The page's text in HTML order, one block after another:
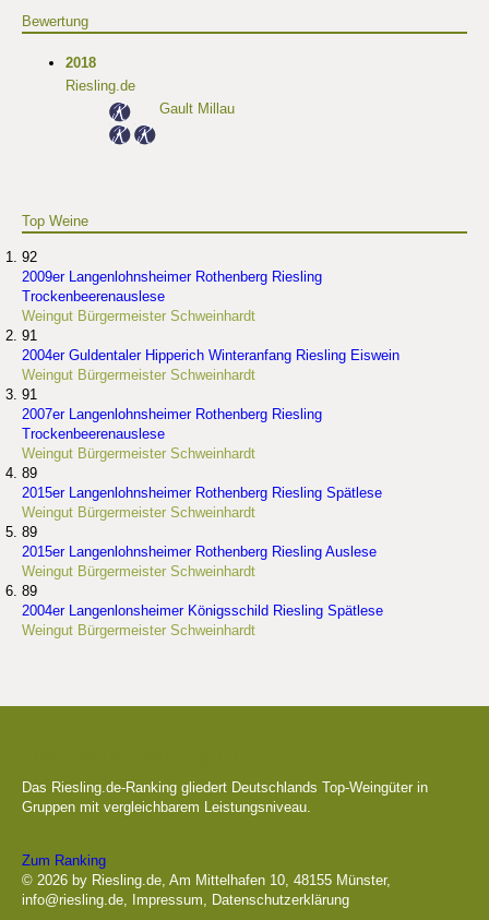
Bewertung
2018
Riesling.de
Gault Millau
Top Weine
92
2009er Langenlohnsheimer Rothenberg Riesling
Trockenbeerenauslese
Weingut Bürgermeister Schweinhardt
91
2004er Guldentaler Hipperich Winteranfang Riesling Eiswein
Weingut Bürgermeister Schweinhardt
91
2007er Langenlohnsheimer Rothenberg Riesling
Trockenbeerenauslese
Weingut Bürgermeister Schweinhardt
89
2015er Langenlohnsheimer Rothenberg Riesling Spätlese
Weingut Bürgermeister Schweinhardt
89
2015er Langenlohnsheimer Rothenberg Riesling Auslese
Weingut Bürgermeister Schweinhardt
89
2004er Langenlonsheimer Königsschild Riesling Spätlese
Weingut Bürgermeister Schweinhardt
Das Riesling.de-Ranking gliedert Deutschlands Top-Weingüter in
Gruppen mit vergleichbarem Leistungsniveau.
Zum Ranking
© 2026 by Riesling.de, Am Mittelhafen 10, 48155 Münster,
info@riesling.de Impressum Datenschutzerklärung